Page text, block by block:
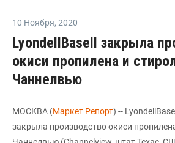
10 Ноября, 2020
LyondellBasell закрыла
окиси пропилена и
Чаннелвью
МОСКВА (Маркет Репорт) --
закрыла производство окиси